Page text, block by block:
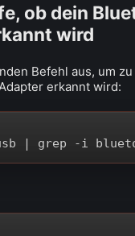
ob dein
wird
Befehl aus, um
erkannt wird:
| grep -i